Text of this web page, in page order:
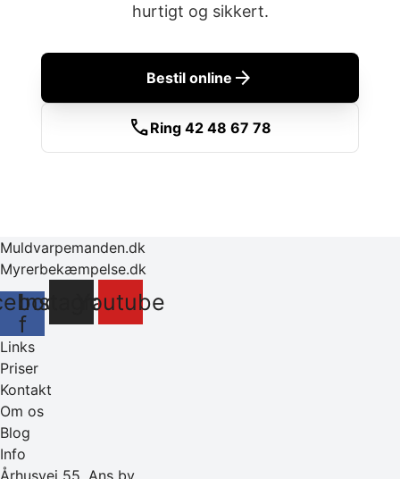
hurtigt og sikkert.
Bestil online arrow_forward
callRing 42 48 67 78
Muldvarpemanden.dk
Myrerbekæmpelse.dk
f
InstagramYoutube
Links
Priser
Kontakt
Om os
Blog
Info
Århusvej 55, Ans by